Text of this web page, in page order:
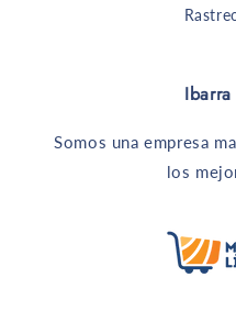
Somos una empresa
los